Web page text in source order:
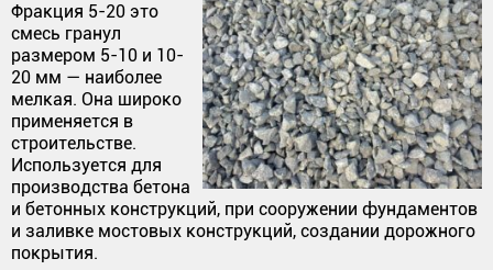
Фракция 5-20 это
смесь гранул
размером 5-10 и 10-
20 мм — наиболее
мелкая. Она широко
применяется в
строительстве.
Используется для
производства бетона
и бетонных конструкций, при сооружении фундаментов
и заливке мостовых конструкций, создании дорожного
покрытия.